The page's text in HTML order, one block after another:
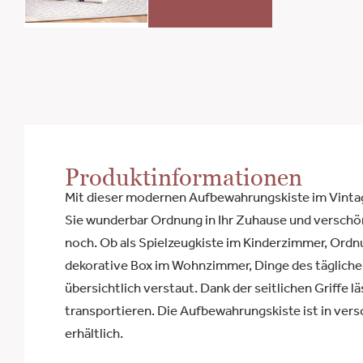
Produktinformationen
Mit dieser modernen Aufbewahrungskiste im
Sie wunderbar Ordnung in Ihr Zuhause und
noch. Ob als Spielzeugkiste im Kinderzimmer,
dekorative Box im Wohnzimmer, Dinge des
übersichtlich verstaut. Dank der seitlichen Griffe
transportieren. Die Aufbewahrungskiste ist in
erhältlich.